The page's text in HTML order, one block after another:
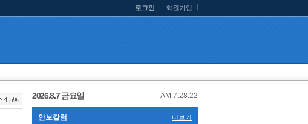
로그인 회원가입
2026.8.7 금요일 AM 7:28:23
안보칼럼 더보기